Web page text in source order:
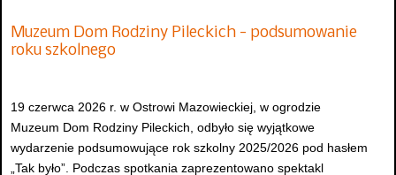
Muzeum Dom Rodziny Pileckich - podsumowanie
roku szkolnego
19 czerwca 2026 r. w Ostrowi Mazowieckiej, w ogrodzie
Muzeum Dom Rodziny Pileckich, odbyło się wyjątkowe
wydarzenie podsumowujące rok szkolny 2025/2026 pod hasłem
„Tak było”. Podczas spotkania zaprezentowano spektakl